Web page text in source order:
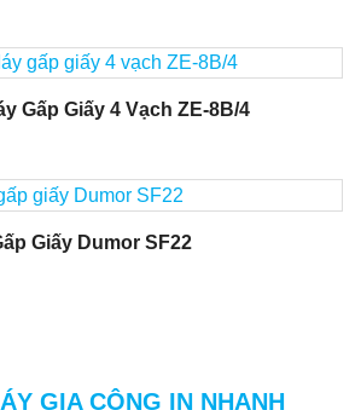
Gấp Giấy 4 Vạch ZE-8B/4
Giấy Dumor SF22
GIA CÔNG IN NHANH